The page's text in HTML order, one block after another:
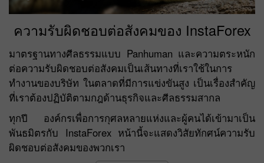
ความรับผิดชอบต่อสังคมของ InstaForex
มาตรฐานทางศีลธรรมแบบ Panhuman และความตระหนัก
ต่อความรับผิดชอบต่อสังคมเป็นเส้นทางที่เราใช้ในการ
ทำงานของบริษัท ในตลาดที่มีการแข่งขันสูง เป็นเรื่องสำคัญ
ที่เราต้องปฏิบัติตามกฎด้านธุรกิจและศีลธรรมสากล
ทุกปี องค์กรเพื่อการกุศลหลายแห่งและผู้คนได้เข้ามาเป็น
พันธมิตรกับ InstaForex หน้านี้จะแสดงวิสัยทักศน์ความรับ
ผิดชอบต่อสังคมของพวกเรา